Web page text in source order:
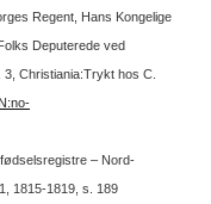
Regent, Hans Kongelige
Deputerede ved
Christiania:Trykt hos C.
– Nord-
1815-1819, s. 189